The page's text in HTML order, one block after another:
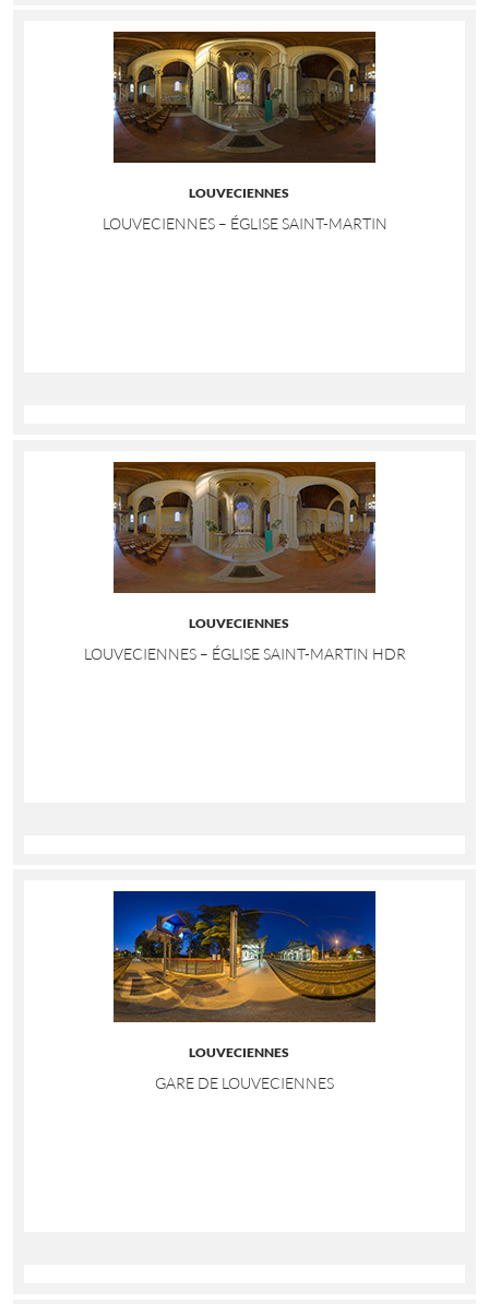
LOUVECIENNES
LOUVECIENNES – ÉGLISE SAINT-MARTIN
LOUVECIENNES
LOUVECIENNES – ÉGLISE SAINT-MARTIN HDR
LOUVECIENNES
GARE DE LOUVECIENNES